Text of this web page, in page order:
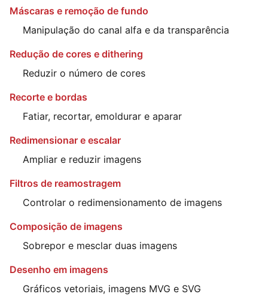
Máscaras e remoção de fundo
Manipulação do canal alfa e da transparência
Redução de cores e dithering
Reduzir o número de cores
Recorte e bordas
Fatiar, recortar, emoldurar e aparar
Redimensionar e escalar
Ampliar e reduzir imagens
Filtros de reamostragem
Controlar o redimensionamento de imagens
Composição de imagens
Sobrepor e mesclar duas imagens
Desenho em imagens
Gráficos vetoriais, imagens MVG e SVG